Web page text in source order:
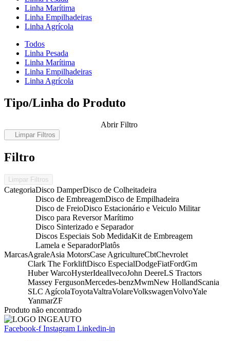
Linha Marítima
Linha Empilhadeiras
Linha Agrícola
Todos
Linha Pesada
Linha Marítima
Linha Empilhadeiras
Linha Agrícola
Tipo/Linha do Produto
Abrir Filtro
Limpar Filtros
Filtro
Limpar Filtros
CategoriaDisco DamperDisco de Colheitadeira
Disco de EmbreagemDisco de Empilhadeira
Disco de FreioDisco Estacionário e Veiculo Militar
Disco para Reversor Marítimo
Disco Sinterizado e Separador
Discos Especiais Sob MedidaKit de Embreagem
Lamela e SeparadorPlatôs
MarcasAgraleAsia MotorsCase AgricultureCbtChevrolet
Clark The ForkliftDisco EspecialDodgeFiatFordGm
Huber WarcoHysterIdealIvecoJohn DeereLS Tractors
Massey FergusonMercedes-benzMwmNew HollandScania
SLC AgícolaToyotaValtraVolareVolkswagenVolvoYale
YanmarZF
Produto não encontrado
Facebook-f Instagram Linkedin-in